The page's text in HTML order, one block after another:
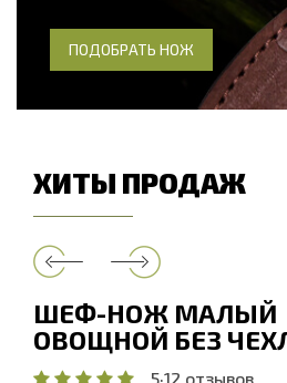
ПОДОБРАТЬ НОЖ
ХИТЫ ПРОДАЖ
ШЕФ-НОЖ МАЛЫЙ
ОВОЩНОЙ БЕЗ
5·12 отзывов